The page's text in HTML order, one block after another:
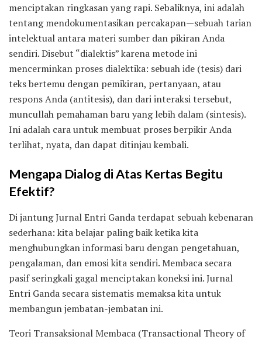
menciptakan ringkasan yang rapi. Sebaliknya, ini adalah
tentang mendokumentasikan percakapan—sebuah tarian
intelektual antara materi sumber dan pikiran Anda
sendiri. Disebut “dialektis” karena metode ini
mencerminkan proses dialektika: sebuah ide (tesis) dari
teks bertemu dengan pemikiran, pertanyaan, atau
respons Anda (antitesis), dan dari interaksi tersebut,
muncullah pemahaman baru yang lebih dalam (sintesis).
Ini adalah cara untuk membuat proses berpikir Anda
terlihat, nyata, dan dapat ditinjau kembali.
Mengapa Dialog di Atas Kertas Begitu
Efektif?
Di jantung Jurnal Entri Ganda terdapat sebuah kebenaran
sederhana: kita belajar paling baik ketika kita
menghubungkan informasi baru dengan pengetahuan,
pengalaman, dan emosi kita sendiri. Membaca secara
pasif seringkali gagal menciptakan koneksi ini. Jurnal
Entri Ganda secara sistematis memaksa kita untuk
membangun jembatan-jembatan ini.
Teori Transaksional Membaca (Transactional Theory of